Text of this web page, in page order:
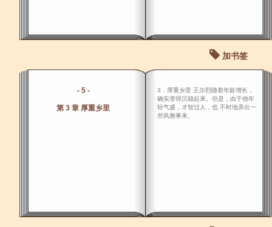
加书签
- 5 -
第 3 章 厚重乡里
3．厚重乡里 王尔烈随着年龄增长，
确实变得沉稳起来。但是，由于他年
轻气盛，才智过人，也 不时地弄出一
些风雅事来。